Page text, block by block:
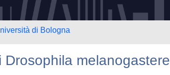
di Bologna
melanogastere